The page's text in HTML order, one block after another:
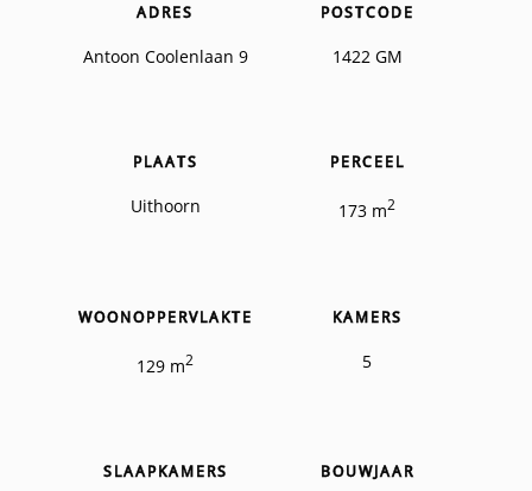
ADRES
Antoon Coolenlaan 9
POSTCODE
1422 GM
PLAATS
Uithoorn
PERCEEL
173 m2
WOONOPPERVLAKTE
129 m2
KAMERS
5
SLAAPKAMERS BOUWJAAR